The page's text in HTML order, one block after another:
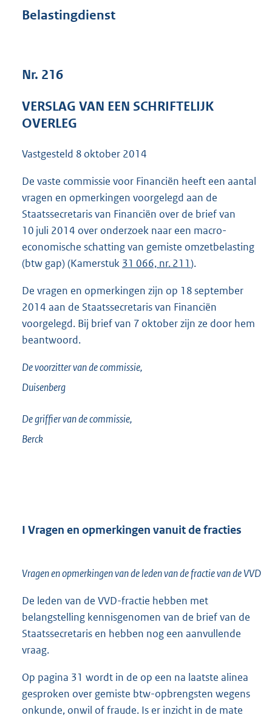
e
b
Belastingdienst
Nr. 216
VERSLAG VAN EEN SCHRIFTELIJK
OVERLEG
Vastgesteld 8 oktober 2014
De vaste commissie voor Financiën heeft een aantal
vragen en opmerkingen voorgelegd aan de
Staatssecretaris van Financiën over de brief van
10 juli 2014 over onderzoek naar een macro-
economische schatting van gemiste omzetbelasting
(btw gap) (Kamerstuk 31 066, nr. 211).
De vragen en opmerkingen zijn op 18 september
2014 aan de Staatssecretaris van Financiën
voorgelegd. Bij brief van 7 oktober zijn ze door hem
beantwoord.
De voorzitter van de commissie,
Duisenberg
De griffier van de commissie,
Berck
I Vragen en opmerkingen vanuit de fracties
Vragen en opmerkingen van de leden van de fractie van de VVD
De leden van de VVD-fractie hebben met
belangstelling kennisgenomen van de brief van de
Staatssecretaris en hebben nog een aanvullende
vraag.
Op pagina 31 wordt in de op een na laatste alinea
gesproken over gemiste btw-opbrengsten wegens
onkunde, onwil of fraude. Is er inzicht in de mate